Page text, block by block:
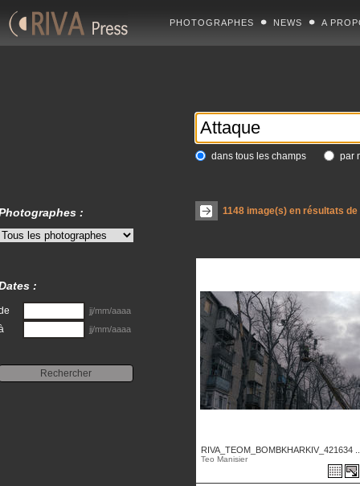
PHOTOGRAPHES NEWS A
dans tous les champs par
1148image(s) en résultats
RIVA_TEOM_BOMBKHARKIV_421634
Teo Manisier
:
:
jj/mm/aaaa
jj/mm/aaaa